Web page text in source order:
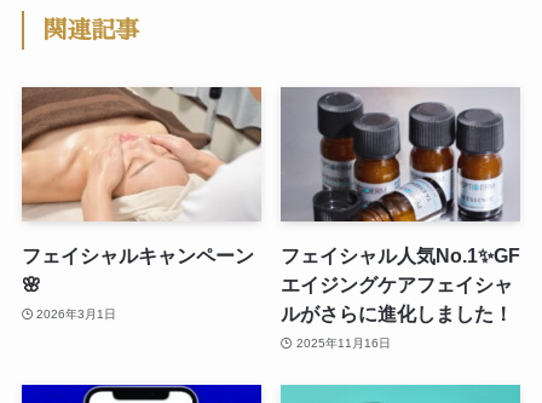
関連記事
フェイシャルキャンペーン
🌸
2026年3月1日
フェイシャル人気No.1✨GF
エイジングケアフェイシャ
ルがさらに進化しました！
2025年11月16日